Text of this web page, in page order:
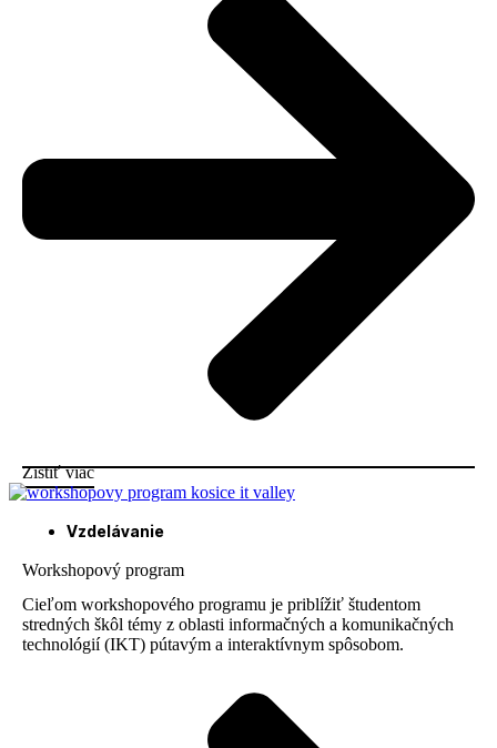
Zistiť viac
Vzdelávanie
Workshopový program
Cieľom workshopového programu je priblížiť študentom
stredných škôl témy z oblasti informačných a komunikačných
technológií (IKT) pútavým a interaktívnym spôsobom.